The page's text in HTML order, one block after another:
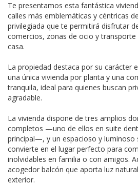
Te presentamos esta fantástica
calles más emblemáticas y céntricas
privilegiada que te permitirá disfrutar
comercios, zonas de ocio y
casa.
La propiedad destaca por su carácter
una única vivienda por planta y una
tranquila, ideal para quienes buscan
agradable.
La vivienda dispone de tres amplios
completos —uno de ellos en suite
principal—, y un espacioso y luminoso
convierte en el lugar perfecto para
inolvidables en familia o con amigos.
acogedor balcón que aporta luz
exterior.